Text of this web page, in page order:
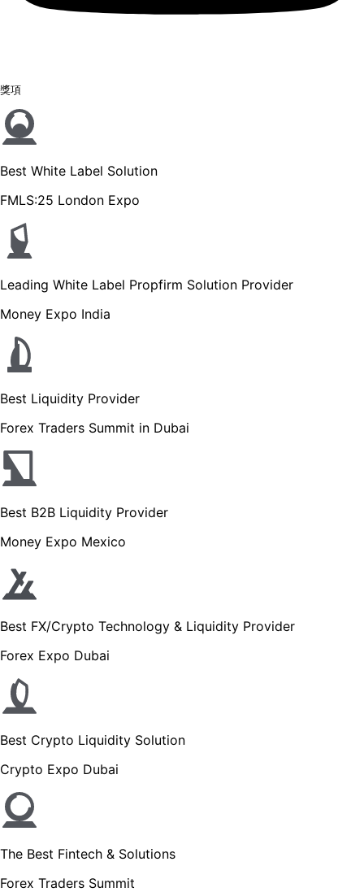
獎項
Best White Label Solution
FMLS:25 London Expo
Leading White Label Propfirm Solution Provider
Money Expo India
Best Liquidity Provider
Forex Traders Summit in Dubai
Best B2B Liquidity Provider
Money Expo Mexico
Best FX/Crypto Technology & Liquidity Provider
Forex Expo Dubai
Best Crypto Liquidity Solution
Crypto Expo Dubai
The Best Fintech & Solutions
Forex Traders Summit